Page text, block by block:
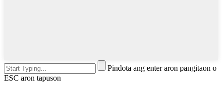
Pindota ang enter aron pangitaon o
ESC aron tapuson